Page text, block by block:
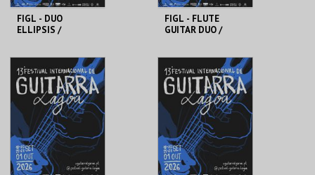
FIGL - DUO
ELLIPSIS /
SÍTIO DAS FONTES
MAIS INFO
COMPRAR
FIGL - FLUTE
GUITAR DUO /
OLARIA DE PORCHES
MAIS INFO
COMPRAR